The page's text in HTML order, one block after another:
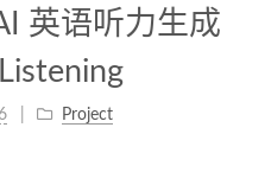
英语听力生成
Project